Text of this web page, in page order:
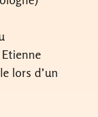
lors d’un